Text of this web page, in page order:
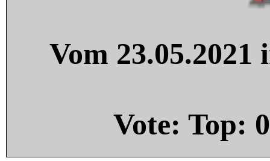
Vom
Vote: Top: 0